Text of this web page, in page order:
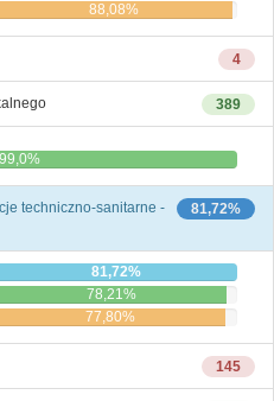
88,08%
4
389
99,0%
81,72%
techniczno-sanitarne -
81,72%
78,21%
77,80%
145